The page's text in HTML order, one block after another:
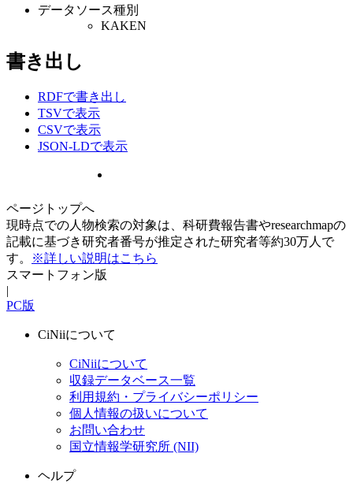
データソース種別
KAKEN
書き出し
RDFで書き出し
TSVで表示
CSVで表示
JSON-LDで表示
ページトップへ
現時点での人物検索の対象は、科研費報告書やresearchmapの
記載に基づき研究者番号が推定された研究者等約30万人で
す。
※詳しい説明はこちら
スマートフォン版
|
PC版
CiNiiについて
CiNiiについて
収録データベース一覧
利用規約・プライバシーポリシー
個人情報の扱いについて
お問い合わせ
国立情報学研究所 (NII)
ヘルプ